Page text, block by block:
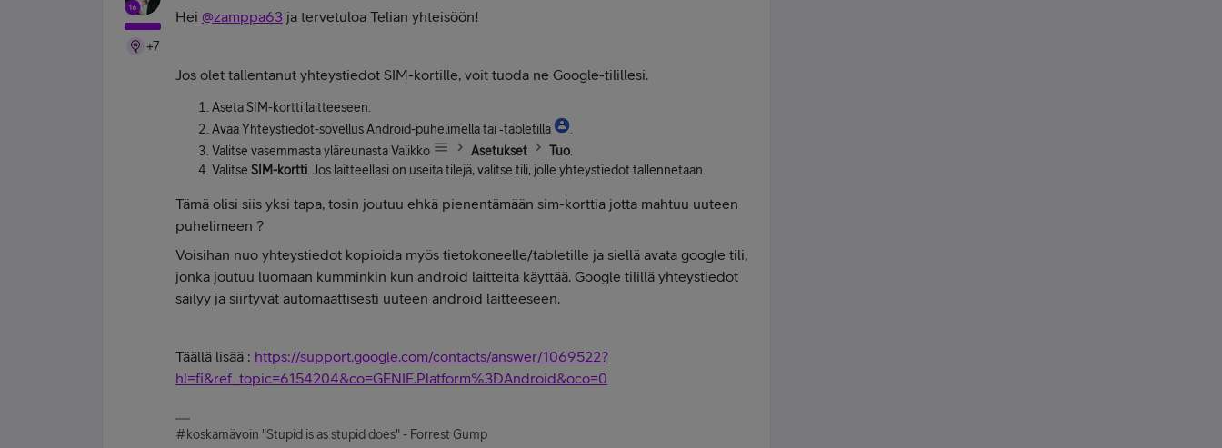
+7
Hei @zamppa63 ja tervetuloa Telian yhteisöön!
Jos olet tallentanut yhteystiedot SIM-kortille, voit tuoda ne Google-tilillesi.
Aseta SIM-kortti laitteeseen.
Avaa Yhteystiedot-sovellus Android-puhelimella tai ‑tabletilla
Valitse vasemmasta yläreunasta Valikko
Asetukset Tuo
Valitse SIM-kortti . Jos laitteellasi on useita tilejä, valitse tili, jolle yhteystiedot tallennetaan.
Tämä olisi siis yksi tapa, tosin joutuu ehkä pienentämään sim-korttia jotta mahtuu uuteen
puhelimeen ?
Voisihan nuo yhteystiedot kopioida myös tietokoneelle/tabletille ja siellä avata google tili,
jonka joutuu luomaan kumminkin kun android laitteita käyttää. Google tilillä yhteystiedot
säilyy ja siirtyvät automaattisesti uuteen android laitteeseen.
Täällä lisää : https://support.google.com/contacts/answer/1069522?
hl=fi&ref_topic=6154204&co=GENIE.Platform%3DAndroid&oco=0
#koskamävoin "Stupid is as stupid does" - Forrest Gump